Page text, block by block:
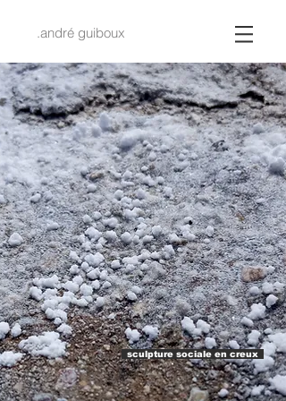
.andré guiboux
sculpture sociale en creux